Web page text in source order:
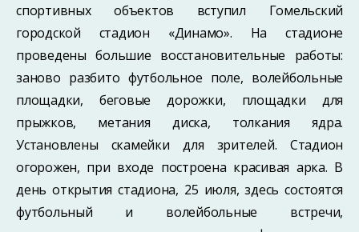
спортивных объектов вступил Гомельский
городской стадион «Динамо». На стадионе
проведены большие восстановительные работы:
заново разбито футбольное поле, волейбольные
площадки, беговые дорожки, площадки для
прыжков, метания диска, толкания ядра.
Установлены скамейки для зрителей. Стадион
огорожен, при входе построена красивая арка. В
день открытия стадиона, 25 июля, здесь состоятся
футбольный и волейбольные встречи,